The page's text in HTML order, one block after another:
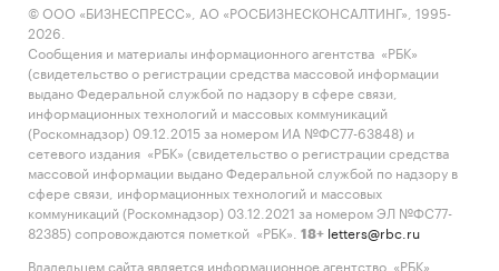
© ООО «БИЗНЕСПРЕСС», АО «РОСБИЗНЕСКОНСАЛТИНГ», 1995-
2026.
Сообщения и материалы информационного агентства «РБК»
(свидетельство о регистрации средства массовой информации
выдано Федеральной службой по надзору в сфере связи,
информационных технологий и массовых коммуникаций
(Роскомнадзор) 09.12.2015 за номером ИА №ФС77-63848) и
сетевого издания «РБК» (свидетельство о регистрации средства
массовой информации выдано Федеральной службой по надзору в
сфере связи, информационных технологий и массовых
коммуникаций (Роскомнадзор) 03.12.2021 за номером ЭЛ №ФС77-
82385) сопровождаются пометкой «РБК».
18+ letters@rbc.ru
Владельцем сайта является информационное агентство «РБК».